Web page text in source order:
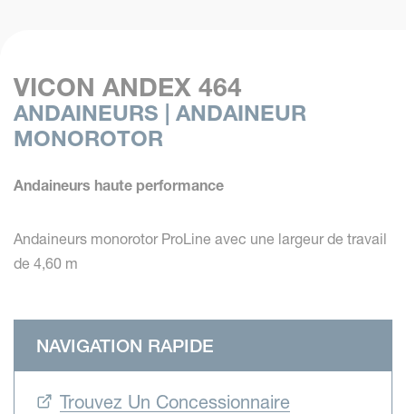
VICON ANDEX 464
ANDAINEURS | ANDAINEUR
MONOROTOR
Andaineurs haute performance
Andaineurs monorotor ProLine avec une largeur de travail
de 4,60 m
NAVIGATION RAPIDE
Trouvez Un Concessionnaire